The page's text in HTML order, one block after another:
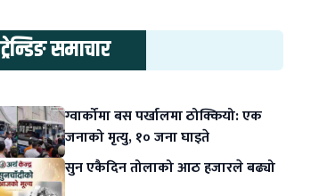
ट्रेन्डिङ समाचार
ग्वार्कोमा बस पर्खालमा ठोक्कियो: एक
जनाको मृत्यु, १० जना घाइते
सुन एकैदिन तोलाको आठ हजारले बढ्यो